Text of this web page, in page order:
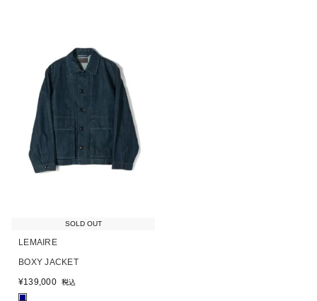
SOLD OUT
LEMAIRE
BOXY JACKET
¥139,000 税込